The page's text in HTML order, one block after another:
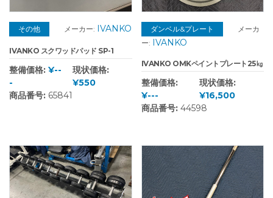
その他 メーカー: IVANKO
IVANKO スクワッドパッド SP-1
整備価格: ¥--
-
現状価格:
¥550
商品番号: 65841
ダンベル&プレート
メーカ
ー: IVANKO
IVANKO OMKペイントプレート25㎏
整備価格:
¥---
現状価格:
¥16,500
商品番号:44598